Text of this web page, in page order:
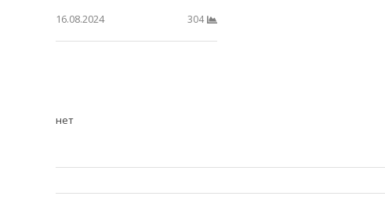
16.08.2024
304
нет